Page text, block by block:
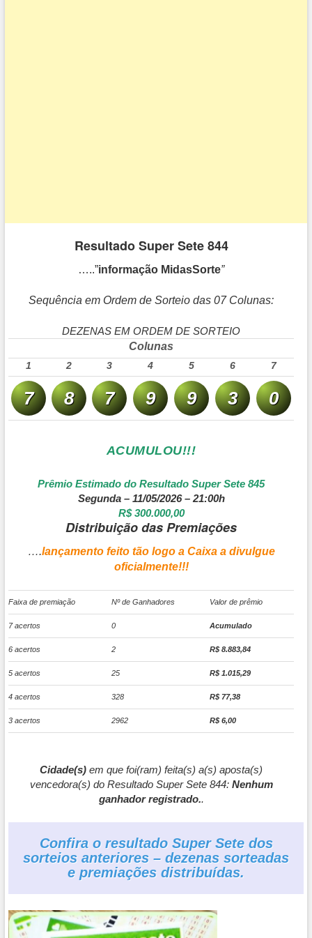
Resultado Super Sete 844
…..”informação MidasSorte”
Sequência em Ordem de Sorteio das 07 Colunas:
DEZENAS EM ORDEM DE SORTEIO
Colunas
1 2 3 4 5 6 7
7 8 7 9 9 3 0
ACUMULOU!!!
Prêmio Estimado do Resultado Super Sete 845
Segunda – 11/05/2026 – 21:00h
R$ 300.000,00
Distribuição das Premiações
….lançamento feito tão logo a Caixa a divulgue
oficialmente!!!
Faixa de premiação Nº de Ganhadores Valor de prêmio
7 acertos 0 Acumulado
6 acertos 2 R$ 8.883,84
5 acertos 25 R$ 1.015,29
4 acertos 328 R$ 77,38
3 acertos 2962 R$ 6,00
Cidade(s) em que foi(ram) feita(s) a(s) aposta(s)
vencedora(s) do Resultado Super Sete 844: Nenhum
ganhador registrado..
Confira o resultado Super Sete dos
sorteios anteriores – dezenas sorteadas
e premiações distribuídas.